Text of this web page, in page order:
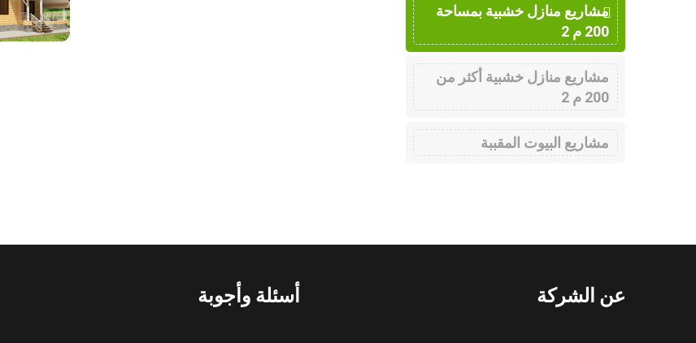
مشاريع منازل خشبية بمساحة
200 م 2
مشاريع منازل خشبية أكثر من
200 م 2
مشاريع البيوت المقببة
عن الشركة أسئلة وأجوبة